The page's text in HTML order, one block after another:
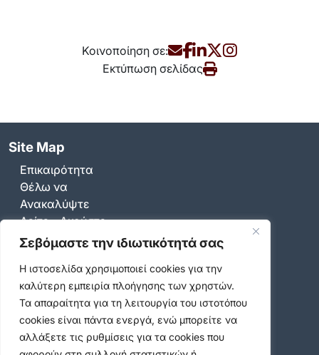
Σεβόμαστε την ιδιωτικότητά σας
Η ιστοσελίδα χρησιμοποιεί cookies για την
καλύτερη εμπειρία πλοήγησης των χρηστών.
Τα απαραίτητα για τη λειτουργία του ιστοτόπου
cookies είναι πάντα ενεργά, ενώ μπορείτε να
αλλάξετε τις ρυθμίσεις για τα cookies που
Κοινοποίηση σε:
Εκτύπωση σελίδας
Site Map
Επικαιρότητα
Θέλω να
Ανακαλύψτε
Δείτε - Ακούστε
Σημαντικοί Σύνδεσμοι
Επικοινωνία
Καραολή & Δημητρίου 36-44, Βύρωνας 16233
Τηλ. Κέντρο:213 2008600